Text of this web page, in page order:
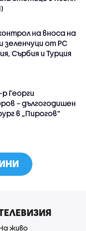
на вноса на
зеленчуци от РС
Сърбия и Турция
Георги
– дългогодишен
в „Пирогов“
живо